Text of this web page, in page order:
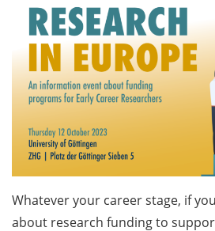
der GWDG: Passwörter
der Beschäftigten
müssen geändert
werden / Reminder for
staff: all university
passwords must be
changed immediately
Save-the-Date:
Personalversammlung
am 2. November 2023
Whatever your career stage, if
about research funding to